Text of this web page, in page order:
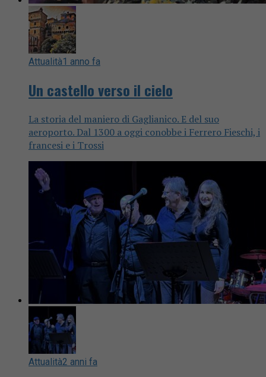
Attualità1 anno fa
Un castello verso il cielo
La storia del maniero di Gaglianico. E del suo
aeroporto. Dal 1300 a oggi conobbe i Ferrero Fieschi, i
francesi e i Trossi
Attualità2 anni fa